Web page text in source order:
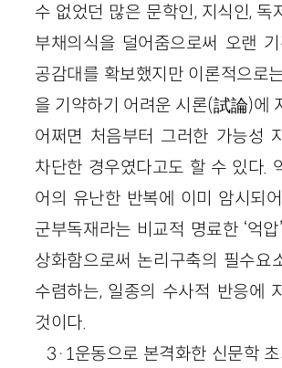
수 없었던 많은 문학인, 지식인, 독
부채의식을 덜어줌으로써 오랜
공감대를 확보했지만 이론적으로
을 기약하기 어려운 시론(試論)에
어쩌면 처음부터 그러한 가능성
차단한 경우였다고도 할 수 있다.
어의 유난한 반복에 이미 암시되
군부독재라는 비교적 명료한 ‘억
상화함으로써 논리구축의 필수요
수렴하는, 일종의 수사적 반응에
것이다.
3·1운동으로 본격화한 신문학